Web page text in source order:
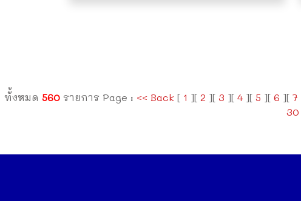
ทั้งหมด 560 รายการ Page : << Back [ 1 ][ 2 ][ 3 ][ 4 ][ 5 ][ 6 ][ 7
30